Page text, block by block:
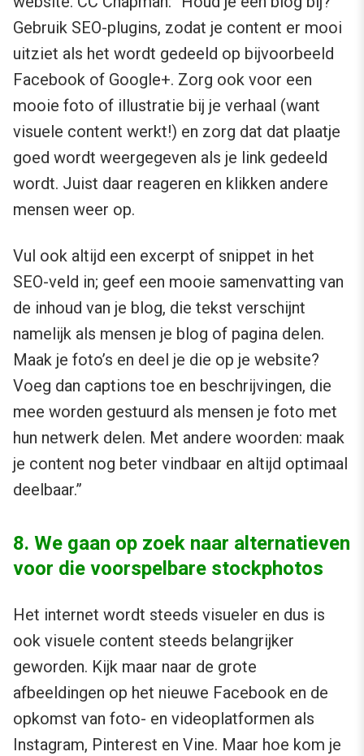
Gebruik SEO-plugins, zodat je content er mooi
uitziet als het wordt gedeeld op bijvoorbeeld
Facebook of Google+. Zorg ook voor een
mooie foto of illustratie bij je verhaal (want
visuele content werkt!) en zorg dat dat plaatje
goed wordt weergegeven als je link gedeeld
wordt. Juist daar reageren en klikken andere
mensen weer op.
Vul ook altijd een excerpt of snippet in het
SEO-veld in; geef een mooie samenvatting van
de inhoud van je blog, die tekst verschijnt
namelijk als mensen je blog of pagina delen.
Maak je foto’s en deel je die op je website?
Voeg dan captions toe en beschrijvingen, die
mee worden gestuurd als mensen je foto met
hun netwerk delen. Met andere woorden: maak
je content nog beter vindbaar en altijd optimaal
deelbaar.”
8. We gaan op zoek naar alternatieven
voor die voorspelbare stockphotos
Het internet wordt steeds visueler en dus is
ook visuele content steeds belangrijker
geworden. Kijk maar naar de grote
afbeeldingen op het nieuwe Facebook en de
opkomst van foto- en videoplatformen als
Instagram, Pinterest en Vine. Maar hoe kom je